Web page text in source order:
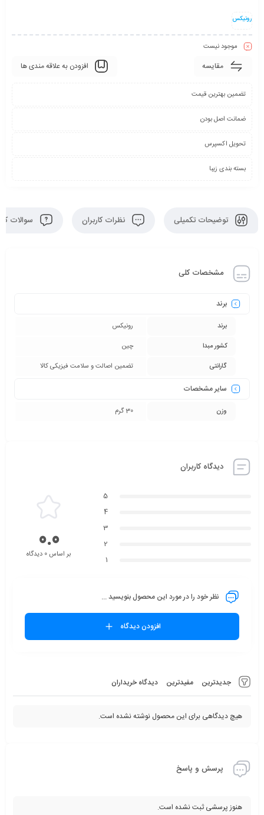
رونیکس
موجود نیست
مقایسه افزودن به علاقه مندی ها
تضمین بهترین قیمت
ضمانت اصل بودن
تحویل اکسپرس
بسته بندی زیبا
توضیحات تکمیلی نظرات کاربران سوالات
مشخصات کلی
برند
برند
رونیکس
کشور مبدا
چین
گارانتی
تضمین اصالت و سلامت فیزیکی کالا
سایر مشخصات
وزن 30 گرم
دیدگاه کاربران
جدیدترین مفیدترین دیدگاه خریداران
هیچ دیدگاهی برای این محصول نوشته نشده است.
5
4
3
2
1
0.0بر اساس 0 دیدگاه
نظر خود را در مورد این محصول بنویسید ...
افزودن دیدگاه
پرسش و پاسخ
هنوز پرسشی ثبت نشده است.